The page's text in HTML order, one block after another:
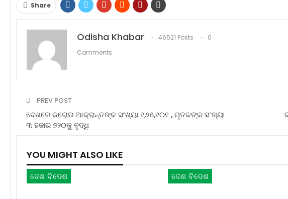
Share
Odisha Khabar 46521 Posts
0
Comments
PREV POST
ଦେଶରେ କରୋନା ଆକ୍ରାନ୍ତଙ୍କ ସଂଖ୍ୟା ୧,୨୫,୧୦୧ , ମୃତକଙ୍କ ସଂଖ୍ୟା
୩ ହଜାର ୭୨୦କୁ ବୃଦ୍ଧି
YOU MIGHT ALSO LIKE
ଦେଶ ବିଦେଶ ଦେଶ ବିଦେଶ